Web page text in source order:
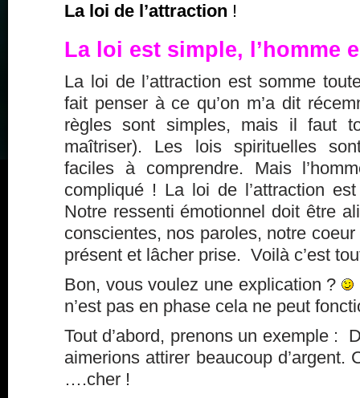
La loi de l’attraction !
La loi est simple, l’homme
La loi de l’attraction est somme
fait penser à ce qu’on m’a dit
règles sont simples, mais il faut
maîtriser). Les lois spirituelles
faciles à comprendre. Mais
compliqué ! La loi de l’attraction
Notre ressenti émotionnel doit être
conscientes, nos paroles, notre
présent et lâcher prise. Voilà c’est
Bon, vous voulez une explication ?
n’est pas en phase cela ne peut
Tout d’abord, prenons un exemple :
aimerions attirer beaucoup d’argent.
….cher !